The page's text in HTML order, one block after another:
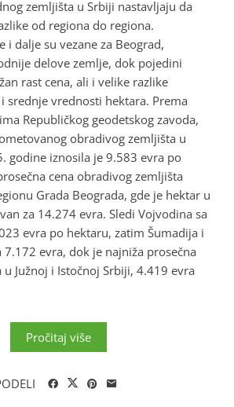
zemljišta u Srbiji nastavljaju da
od regiona do regiona.
i dalje su vezane za Beograd,
delove zemlje, dok pojedini
rast cena, ali i velike razlike
srednje vrednosti hektara. Prema
Republičkog geodetskog zavoda,
obradivog zemljišta u
godine iznosila je 9.583 evra po
cena obradivog zemljišta
Grada Beograda, gde je hektar u
za 14.274 evra. Sledi Vojvodina sa
evra po hektaru, zatim Šumadija i
7.172 evra, dok je najniža prosečna
Južnoj i Istočnoj Srbiji, 4.419 evra
Pročitaj više